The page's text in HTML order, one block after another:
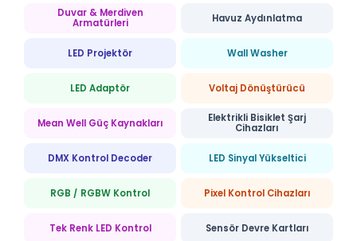
Duvar & Merdiven
Armatürleri
Havuz Aydınlatma
LED Projektör Wall Washer
LED Adaptör Voltaj Dönüştürücü
Mean Well Güç Kaynakları
Elektrikli Bisiklet Şarj
Cihazları
DMX Kontrol Decoder LED Sinyal Yükseltici
RGB / RGBW Kontrol Pixel Kontrol Cihazları
Tek Renk LED Kontrol Sensör Devre Kartları